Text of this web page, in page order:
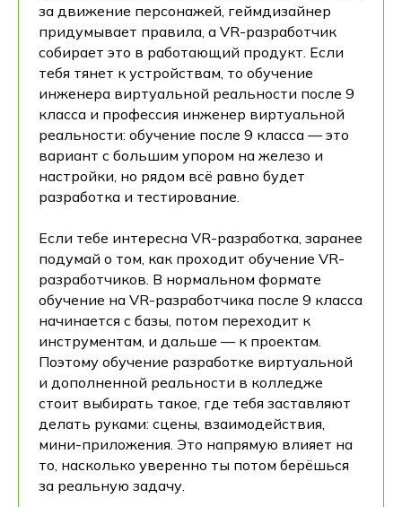
за движение персонажей, геймдизайнер
придумывает правила, а VR-разработчик
собирает это в работающий продукт. Если
тебя тянет к устройствам, то обучение
инженера виртуальной реальности после 9
класса и профессия инженер виртуальной
реальности: обучение после 9 класса — это
вариант с большим упором на железо и
настройки, но рядом всё равно будет
разработка и тестирование.
Если тебе интересна VR-разработка, заранее
подумай о том, как проходит обучение VR-
разработчиков. В нормальном формате
обучение на VR-разработчика после 9 класса
начинается с базы, потом переходит к
инструментам, и дальше — к проектам.
Поэтому обучение разработке виртуальной
и дополненной реальности в колледже
стоит выбирать такое, где тебя заставляют
делать руками: сцены, взаимодействия,
мини-приложения. Это напрямую влияет на
то, насколько уверенно ты потом берёшься
за реальную задачу.